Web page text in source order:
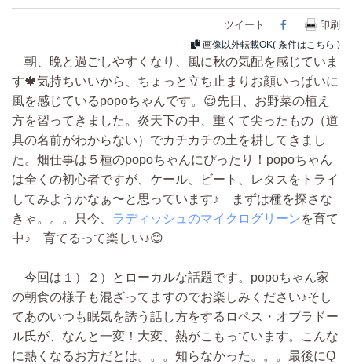
ツイート Facebook
印刷
画像以外転載OK( 条件はこちら )
朝、晩と過ごしやすくなり、風に秋の気配を感じていま
す🍁気持ちいいから、ちょっと立ち止まりお顔いっぱいに
風を感じているpopoちゃんです。😌先日、お野菜の植え
方を習ってきました。炎天下の中、重くて尖ったもの（道
具の名前がわからない）でカチカチの土を耕してきまし
た。畑仕事は５種のpopoちゃんにぴったり！popoちゃん
は全くの初心者ですが、ケール、ビート、レタスをトライ
してみようかなぁ〜と思っています♪ まずは種を探さな
きゃ。。。只今、 ラディッシュのマイクログリーンを育て
中♪ 育てるって楽しい♪😊
今回は１）２）とローカルな話題です。popoちゃん家
の朝食の様子も混ざってますのでお楽しみください♪そし
てあのいつも眠気を誘う話し方をするロペス・オブラドー
ル氏が、なんと一変！大変、熱がこもっています。こんな
に熱くなるお方だとは。。。知らなかった。。。最後にQ